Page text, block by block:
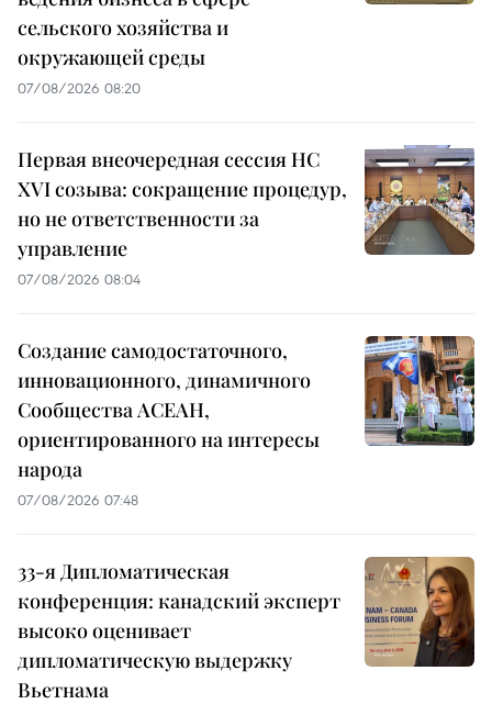
сельского хозяйства и
окружающей среды
07/08/2026 08:20
Первая внеочередная сессия НС
XVI созыва: сокращение процедур,
но не ответственности за
управление
07/08/2026 08:04
Создание самодостаточного,
инновационного, динамичного
Сообщества АСЕАН,
ориентированного на интересы
народа
07/08/2026 07:48
33-я Дипломатическая
конференция: канадский эксперт
высоко оценивает
дипломатическую выдержку
Вьетнама